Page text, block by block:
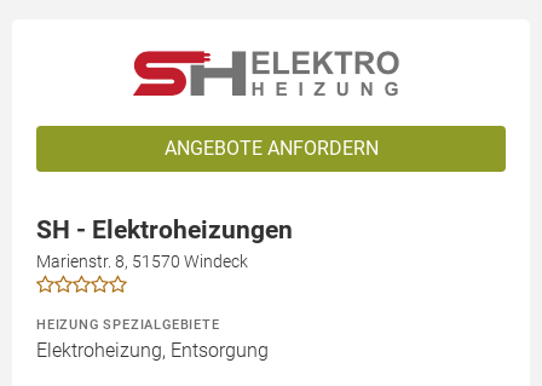
ANGEBOTE ANFORDERN
SH - Elektroheizungen
Marienstr. 8, 51570 Windeck
HEIZUNG SPEZIALGEBIETE
Elektroheizung, Entsorgung